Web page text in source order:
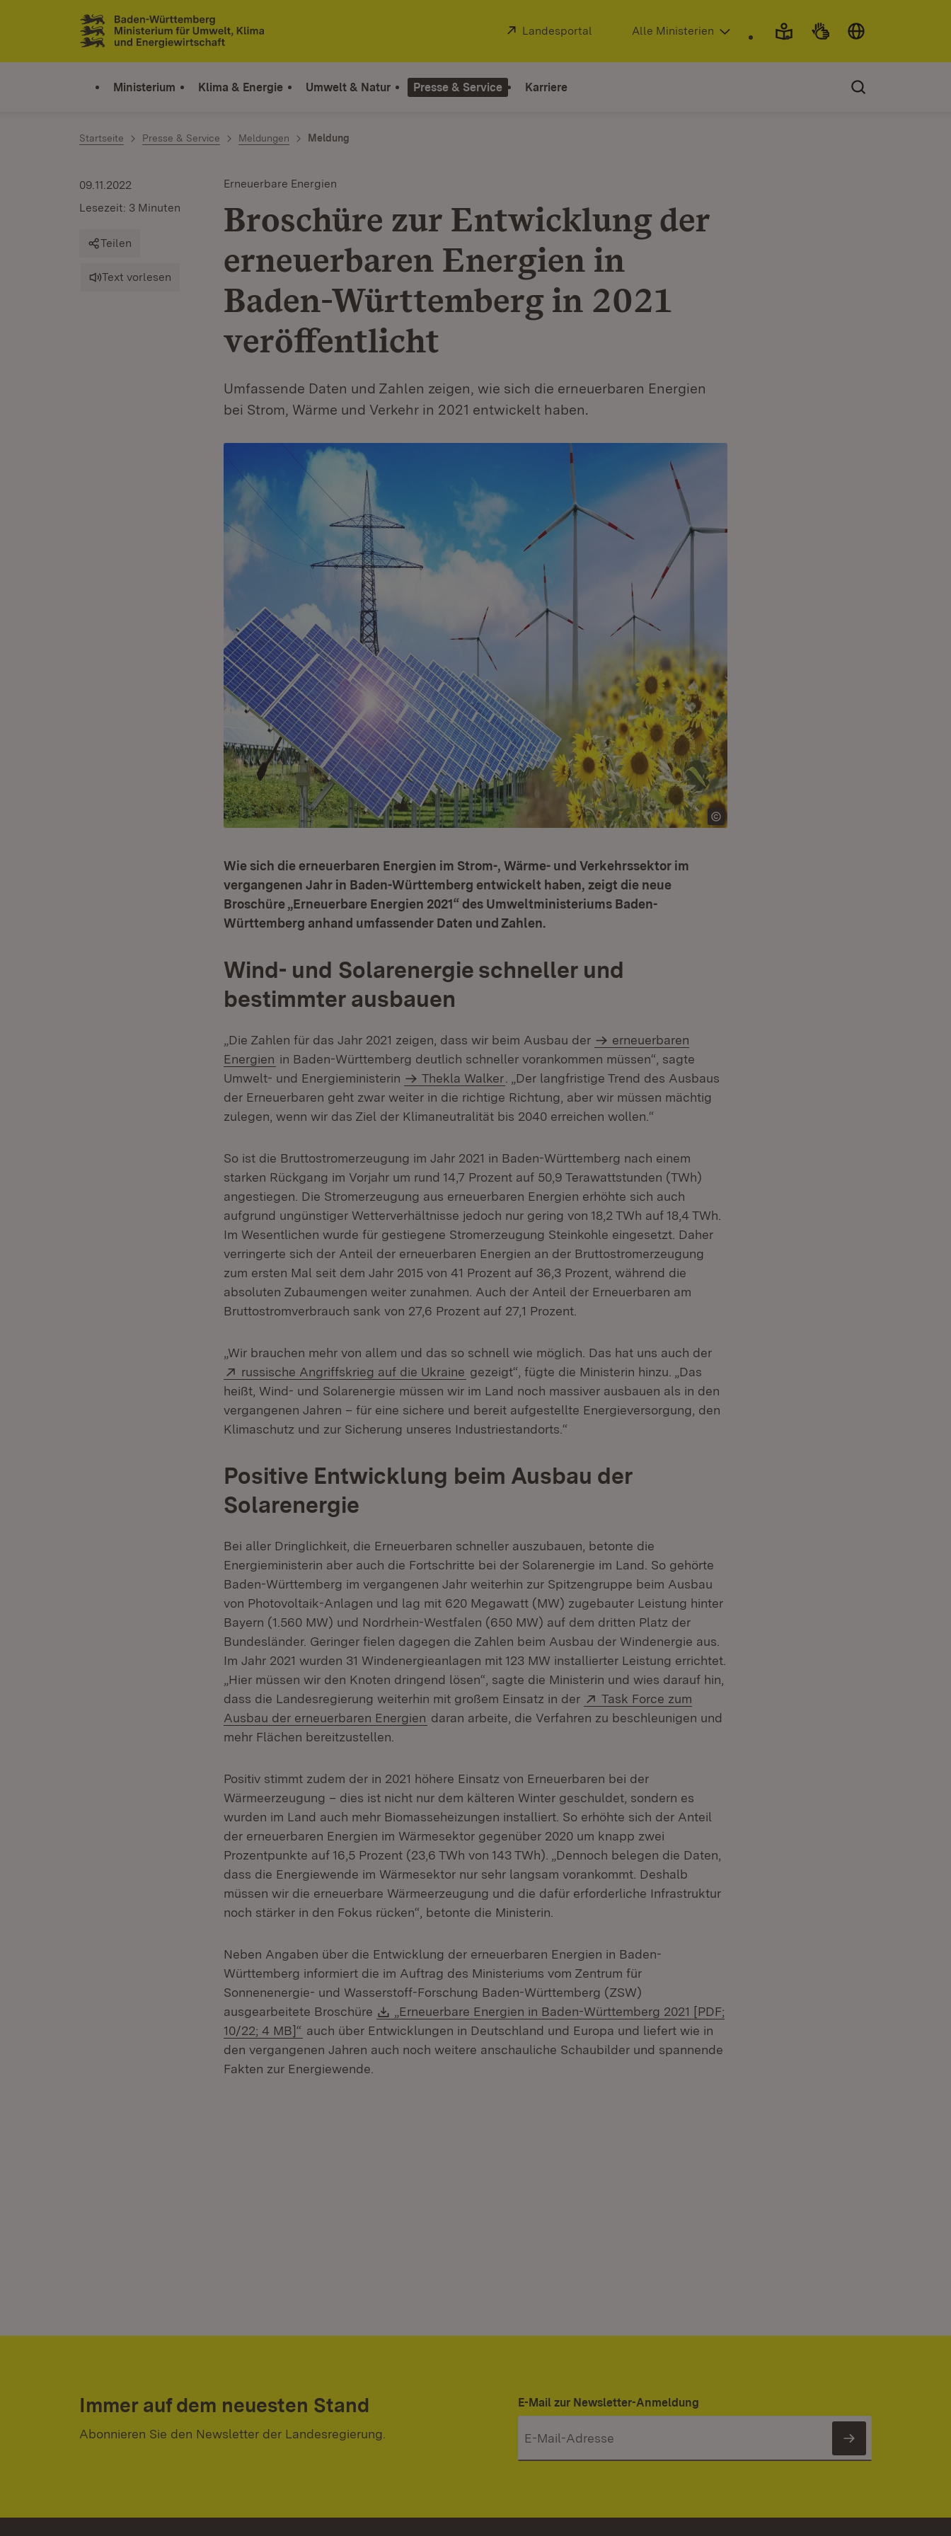
Zum Inhalt springen
Link zur Startseite
Extern:
Landesportal (Öffnet in neuem Fenster)
Alle Ministerien
Ministerium Klima & Energie Umwelt & Natur Presse & Service Karriere
Startseite Presse & Service Meldungen Meldung
Erneuerbare Energien
Broschüre zur Entwicklung der
erneuerbaren Energien in
Baden-Württemberg in 2021
veröffentlicht
Umfassende Daten und Zahlen zeigen, wie sich die erneuerbaren Energien
bei Strom, Wärme und Verkehr in 2021 entwickelt haben.
09.11.2022
Lesezeit: 3 Minuten
Teilen
Text vorlesen
Wie sich die erneuerbaren Energien im Strom-, Wärme- und Verkehrssektor im
vergangenen Jahr in Baden-Württemberg entwickelt haben, zeigt die neue
Broschüre „Erneuerbare Energien 2021“ des Umweltministeriums Baden-
Württemberg anhand umfassender Daten und Zahlen.
Wind- und Solarenergie schneller und
bestimmter ausbauen
„Die Zahlen für das Jahr 2021 zeigen, dass wir beim Ausbau der
erneuerbaren
Energien in Baden-Württemberg deutlich schneller vorankommen müssen“, sagte
Umwelt- und Energieministerin
Thekla Walker
. „Der langfristige Trend des Ausbaus
der Erneuerbaren geht zwar weiter in die richtige Richtung, aber wir müssen mächtig
zulegen, wenn wir das Ziel der Klimaneutralität bis 2040 erreichen wollen.“
So ist die Bruttostromerzeugung im Jahr 2021 in Baden-Württemberg nach einem
starken Rückgang im Vorjahr um rund 14,7 Prozent auf 50,9 Terawattstunden (TWh)
angestiegen. Die Stromerzeugung aus erneuerbaren Energien erhöhte sich auch
aufgrund ungünstiger Wetterverhältnisse jedoch nur gering von 18,2 TWh auf 18,4 TWh.
Im Wesentlichen wurde für gestiegene Stromerzeugung Steinkohle eingesetzt. Daher
verringerte sich der Anteil der erneuerbaren Energien an der Bruttostromerzeugung
zum ersten Mal seit dem Jahr 2015 von 41 Prozent auf 36,3 Prozent, während die
absoluten Zubaumengen weiter zunahmen. Auch der Anteil der Erneuerbaren am
Bruttostromverbrauch sank von 27,6 Prozent auf 27,1 Prozent.
„Wir brauchen mehr von allem und das so schnell wie möglich. Das hat uns auch der
Extern:
russische Angriffskrieg auf die Ukraine (Öffnet in neuem Fenster)
gezeigt“, fügte die Ministerin hinzu. „Das
heißt, Wind- und Solarenergie müssen wir im Land noch massiver ausbauen als in den
vergangenen Jahren – für eine sichere und bereit aufgestellte Energieversorgung, den
Klimaschutz und zur Sicherung unseres Industriestandorts.“
Positive Entwicklung beim Ausbau der
Solarenergie
Bei aller Dringlichkeit, die Erneuerbaren schneller auszubauen, betonte die
Energieministerin aber auch die Fortschritte bei der Solarenergie im Land. So gehörte
Baden-Württemberg im vergangenen Jahr weiterhin zur Spitzengruppe beim Ausbau
von Photovoltaik-Anlagen und lag mit 620 Megawatt (MW) zugebauter Leistung hinter
Bayern (1.560 MW) und Nordrhein-Westfalen (650 MW) auf dem dritten Platz der
Bundesländer. Geringer fielen dagegen die Zahlen beim Ausbau der Windenergie aus.
Im Jahr 2021 wurden 31 Windenergieanlagen mit 123 MW installierter Leistung errichtet.
„Hier müssen wir den Knoten dringend lösen“, sagte die Ministerin und wies darauf hin,
dass die Landesregierung weiterhin mit großem Einsatz in der
Extern:
Task Force zum
Ausbau der erneuerbaren Energien (Öffnet in neuem Fenster)
daran arbeite, die Verfahren zu beschleunigen und
mehr Flächen bereitzustellen.
Positiv stimmt zudem der in 2021 höhere Einsatz von Erneuerbaren bei der
Wärmeerzeugung – dies ist nicht nur dem kälteren Winter geschuldet, sondern es
wurden im Land auch mehr Biomasseheizungen installiert. So erhöhte sich der Anteil
der erneuerbaren Energien im Wärmesektor gegenüber 2020 um knapp zwei
Prozentpunkte auf 16,5 Prozent (23,6 TWh von 143 TWh). „Dennoch belegen die Daten,
dass die Energiewende im Wärmesektor nur sehr langsam vorankommt. Deshalb
müssen wir die erneuerbare Wärmeerzeugung und die dafür erforderliche Infrastruktur
noch stärker in den Fokus rücken“, betonte die Ministerin.
Neben Angaben über die Entwicklung der erneuerbaren Energien in Baden-
Württemberg informiert die im Auftrag des Ministeriums vom Zentrum für
Sonnenenergie- und Wasserstoff-Forschung Baden-Württemberg (ZSW)
ausgearbeitete Broschüre
Download:
„Erneuerbare Energien in Baden-Württemberg 2021 [PDF;
10/22; 4 MB]“ (Öffnet in neuem Fenster)
auch über Entwicklungen in Deutschland und Europa und liefert wie in
den vergangenen Jahren auch noch weitere anschauliche Schaubilder und spannende
Fakten zur Energiewende.
Immer auf dem neuesten Stand
Abonnieren Sie den Newsletter der Landesregierung.
E-Mail zur Newsletter-Anmeldung
Newsletter